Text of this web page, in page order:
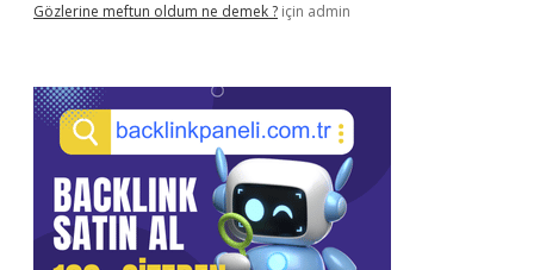
Gözlerine meftun oldum ne demek ? için admin